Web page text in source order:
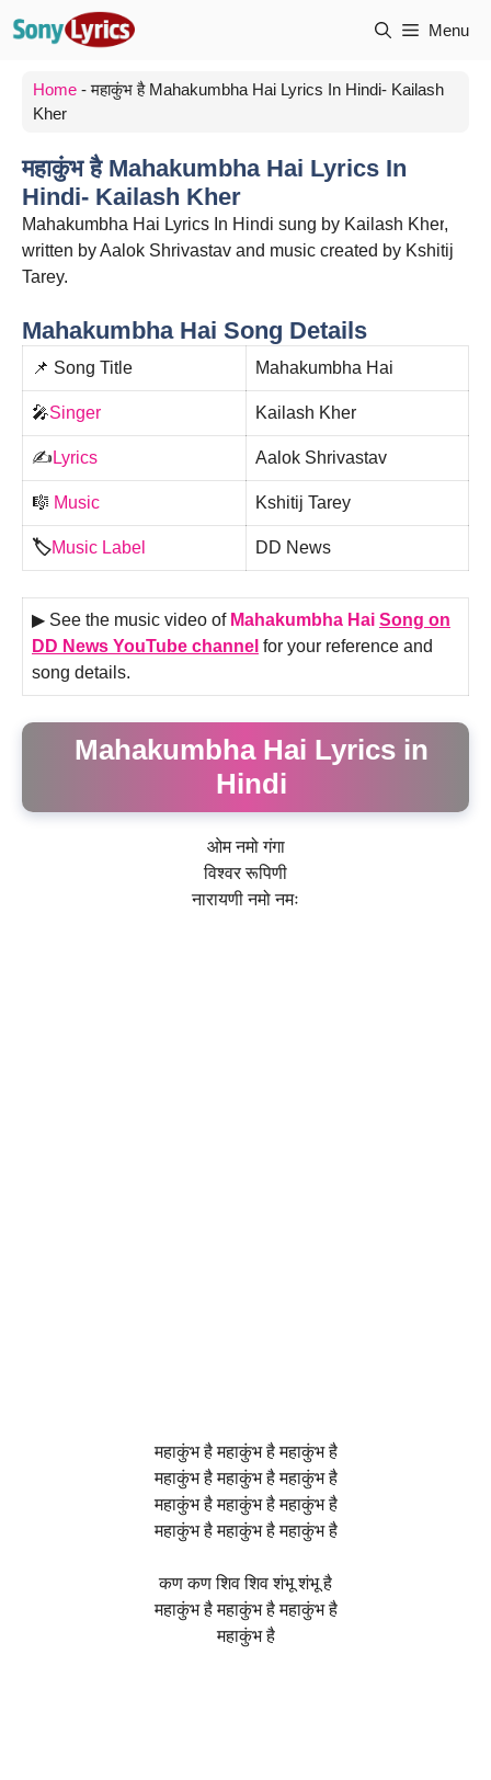
Menu
Home -महाकुंभ है Mahakumbha Hai Lyrics In Hindi- Kailash
Kher
महाकुंभ है Mahakumbha Hai Lyrics In
Hindi- Kailash Kher
Mahakumbha Hai Lyrics In Hindi sung by Kailash Kher,
written by Aalok Shrivastav and music created by Kshitij
Tarey.
Mahakumbha Hai Song Details
📌 Song Title Mahakumbha Hai
🎤Singer Kailash Kher
✍️ Lyrics Aalok Shrivastav
🎼 Music Kshitij Tarey
🏷️Music Label DD News
▶ See the music video of Mahakumbha Hai Song on
DD News YouTube channel for your reference and
song details.
Mahakumbha Hai Lyrics in
Hindi
ओम नमो गंगा
विश्वर रूपिणी
नारायणी नमो नमः
महाकुंभ है महाकुंभ है महाकुंभ है
महाकुंभ है महाकुंभ है महाकुंभ है
महाकुंभ है महाकुंभ है महाकुंभ है
महाकुंभ है महाकुंभ है महाकुंभ है
कण कण शिव शिव शंभू शंभू है
महाकुंभ है महाकुंभ है महाकुंभ है
महाकुंभ है